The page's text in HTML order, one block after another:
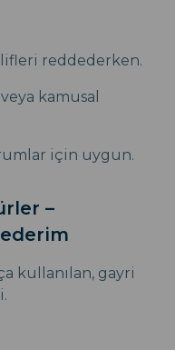
reddederken.
kamusal
için uygun.
–
kullanılan, gayri